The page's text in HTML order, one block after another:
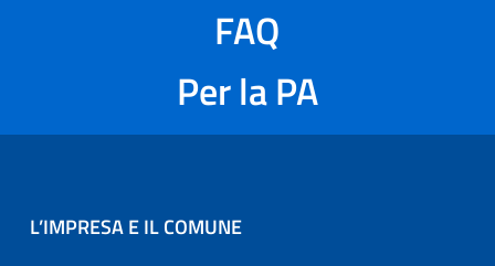
FAQ
Per la PA
L’IMPRESA E IL COMUNE